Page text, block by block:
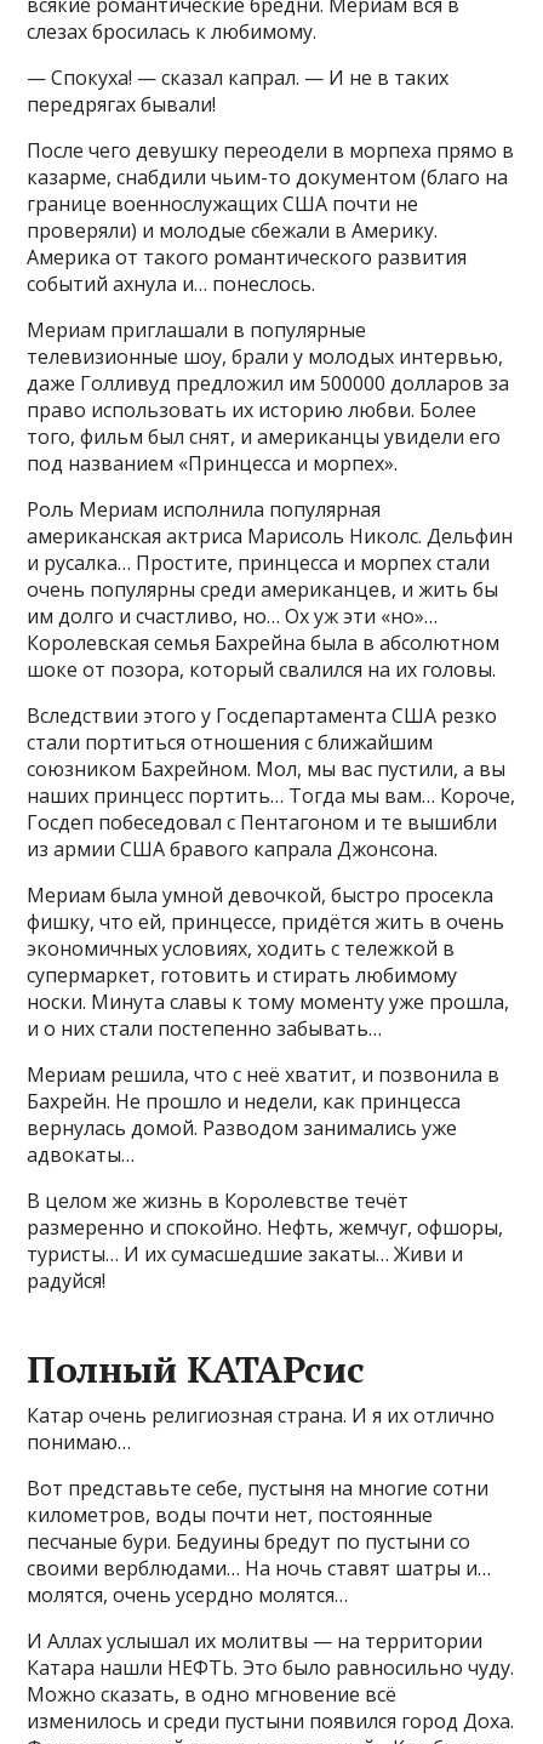
слезах бросилась к любимому.
— Спокуха! — сказал капрал. — И не в таких
передрягах бывали!
После чего девушку переодели в морпеха прямо в
казарме, снабдили чьим-то документом (благо на
границе военнослужащих США почти не
проверяли) и молодые сбежали в Америку.
Америка от такого романтического развития
событий ахнула и… понеслось.
Мериам приглашали в популярные
телевизионные шоу, брали у молодых интервью,
даже Голливуд предложил им 500000 долларов за
право использовать их историю любви. Более
того, фильм был снят, и американцы увидели его
под названием «Принцесса и морпех».
Роль Мериам исполнила популярная
американская актриса Марисоль Николс. Дельфин
и русалка… Простите, принцесса и морпех стали
очень популярны среди американцев, и жить бы
им долго и счастливо, но… Ох уж эти «но»…
Королевская семья Бахрейна была в абсолютном
шоке от позора, который свалился на их головы.
Вследствии этого у Госдепартамента США резко
стали портиться отношения с ближайшим
союзником Бахрейном. Мол, мы вас пустили, а вы
наших принцесс портить… Тогда мы вам… Короче,
Госдеп побеседовал с Пентагоном и те вышибли
из армии США бравого капрала Джонсона.
Мериам была умной девочкой, быстро просекла
фишку, что ей, принцессе, придётся жить в очень
экономичных условиях, ходить с тележкой в
супермаркет, готовить и стирать любимому
носки. Минута славы к тому моменту уже прошла,
и о них стали постепенно забывать…
Мериам решила, что с неё хватит, и позвонила в
Бахрейн. Не прошло и недели, как принцесса
вернулась домой. Разводом занимались уже
адвокаты…
В целом же жизнь в Королевстве течёт
размеренно и спокойно. Нефть, жемчуг, офшоры,
туристы… И их сумасшедшие закаты… Живи и
радуйся!
Полный КАТАРсис
Катар очень религиозная страна. И я их отлично
понимаю…
Вот представьте себе, пустыня на многие сотни
километров, воды почти нет, постоянные
песчаные бури. Бедуины бредут по пустыни со
своими верблюдами… На ночь ставят шатры и…
молятся, очень усердно молятся…
И Аллах услышал их молитвы — на территории
Катара нашли НЕФТЬ. Это было равносильно чуду.
Можно сказать, в одно мгновение всё
изменилось и среди пустыни появился город Доха.